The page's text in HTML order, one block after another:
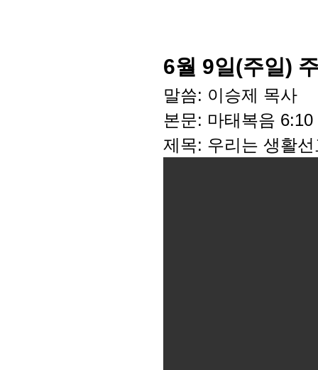
6월 9일(주일)
말씀: 이승제 목사
본문: 마태복음 6:10
제목: 우리는 생활